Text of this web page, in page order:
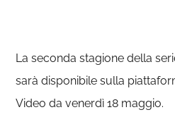
La seconda stagione della
sarà disponibile sulla
Video da venerdì 18 maggio.